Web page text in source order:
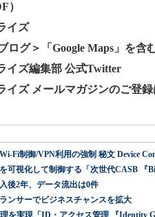
）
イズ
ログ＞「Google Maps」を含
イズ編集部 公式Twitter
イズ メールマガジンのご登録
Fi制御/VPN利用の強制 秘文 Device
可視化して制御する「次世代CASB 『
後2年、データ流出は0件
ンサーでビジネスチャンスを拡大
を実現「ID・アクセス管理 『Identity